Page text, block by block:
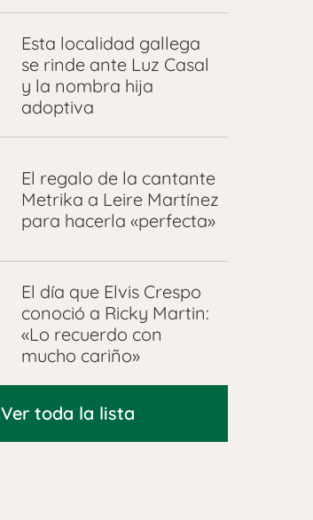
Esta localidad gallega
se rinde ante Luz Casal
y la nombra hija
adoptiva
El regalo de la cantante
Metrika a Leire Martínez
para hacerla «perfecta»
El día que Elvis Crespo
conoció a Ricky Martin:
«Lo recuerdo con
mucho cariño»
Ver toda la lista